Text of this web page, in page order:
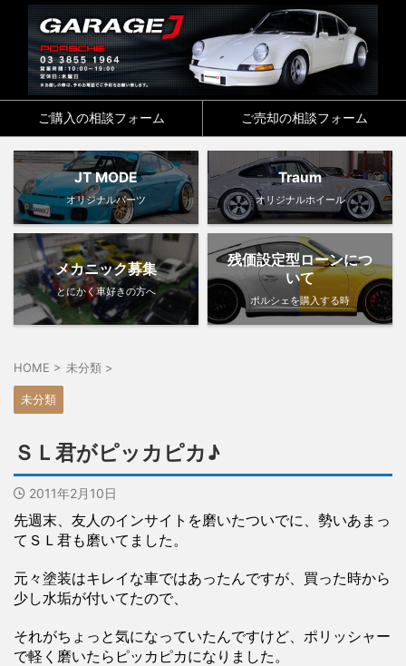
ご購入の相談フォーム ご売却の相談フォーム
JT MODE
オリジナルパーツ
Traum
オリジナルホイール
メカニック募集
とにかく車好きの方へ
残価設定型ローンにつ
いて
ポルシェを購入する時
HOME > 未分類 >
未分類
ＳＬ君がピッカピカ♪
2011年2月10日
先週末、友人のインサイトを磨いたついでに、勢いあまっ
てＳＬ君も磨いてました。
元々塗装はキレイな車ではあったんですが、買った時から
少し水垢が付いてたので、
それがちょっと気になっていたんですけど、ポリッシャー
で軽く磨いたらピッカピカになりました。